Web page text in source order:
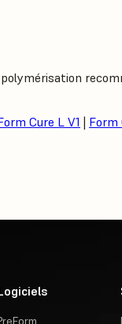
Cure L V1 | Form